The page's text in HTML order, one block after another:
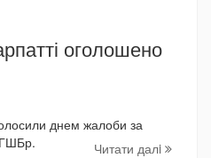
оголошено
днем жалоби за
Читати далi